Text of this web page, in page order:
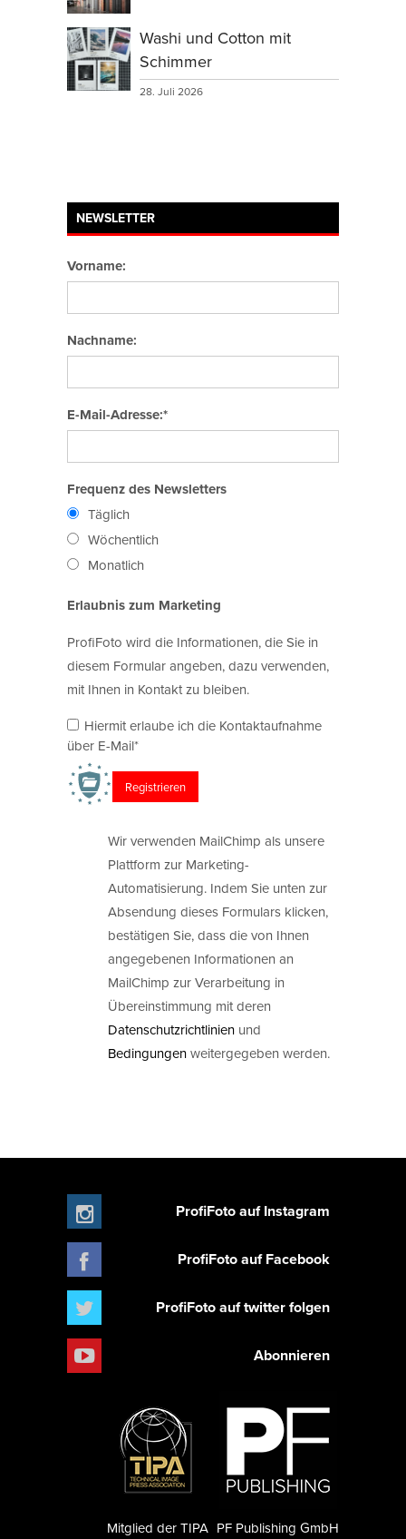
Washi und Cotton mit
Schimmer
28. Juli 2026
NEWSLETTER
Vorname:
Nachname:
E-Mail-Adresse:*
Frequenz des Newsletters
Täglich
Wöchentlich
Monatlich
Erlaubnis zum Marketing
ProfiFoto wird die Informationen, die Sie in
diesem Formular angeben, dazu verwenden,
mit Ihnen in Kontakt zu bleiben.
Hiermit erlaube ich die Kontaktaufnahme
über E-Mail*
Wir verwenden MailChimp als unsere
Plattform zur Marketing-
Automatisierung. Indem Sie unten zur
Absendung dieses Formulars klicken,
bestätigen Sie, dass die von Ihnen
angegebenen Informationen an
MailChimp zur Verarbeitung in
Übereinstimmung mit deren
Datenschutzrichtlinien und
Bedingungenweitergegeben werden.
ProfiFoto auf Instagram
ProfiFoto auf Facebook
ProfiFoto auf twitter folgen
Abonnieren
PF Publishing GmbH
Mitglied der TIPA